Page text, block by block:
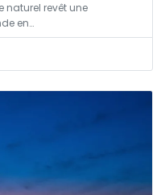
naturel revêt une
en…